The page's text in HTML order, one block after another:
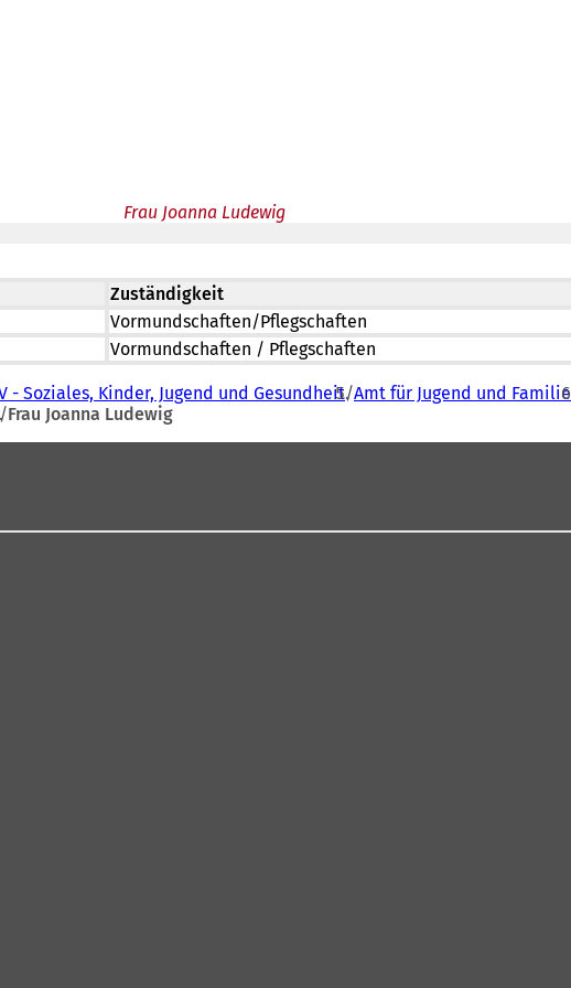
Frau Joanna Ludewig
Zuständigkeit
Vormundschaften/Pflegschaften
Vormundschaften / Pflegschaften
- Soziales, Kinder, Jugend und Gesundheit Amt für Jugend und Familie
Frau Joanna Ludewig